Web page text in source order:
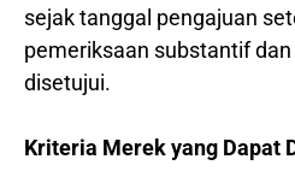
sejak tanggal pengajuan
pemeriksaan substantif
disetujui.
Kriteria Merek yang Dapat